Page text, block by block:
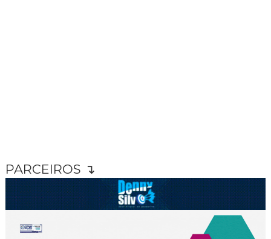
PARCEIROS ↴